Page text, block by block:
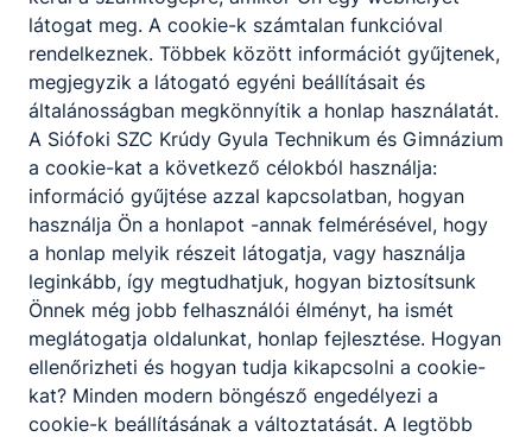
Befejeződtek az idei tanév érettségi
és szakmai vizsgái.
Befejeződtek az idei tanév érettségi és
szakmai vizsgái.
2026. júl. 5. admin
látogat meg. A cookie-k számtalan funkcióval
rendelkeznek. Többek között információt gyűjtenek,
megjegyzik a látogató egyéni beállításait és
általánosságban megkönnyítik a honlap használatát.
A Siófoki SZC Krúdy Gyula Technikum és Gimnázium
a cookie-kat a következő célokból használja:
információ gyűjtése azzal kapcsolatban, hogyan
használja Ön a honlapot -annak felmérésével, hogy
a honlap melyik részeit látogatja, vagy használja
leginkább, így megtudhatjuk, hogyan biztosítsunk
Önnek még jobb felhasználói élményt, ha ismét
meglátogatja oldalunkat, honlap fejlesztése. Hogyan
ellenőrizheti és hogyan tudja kikapcsolni a cookie-
kat? Minden modern böngésző engedélyezi a
cookie-k beállításának a változtatását. A legtöbb